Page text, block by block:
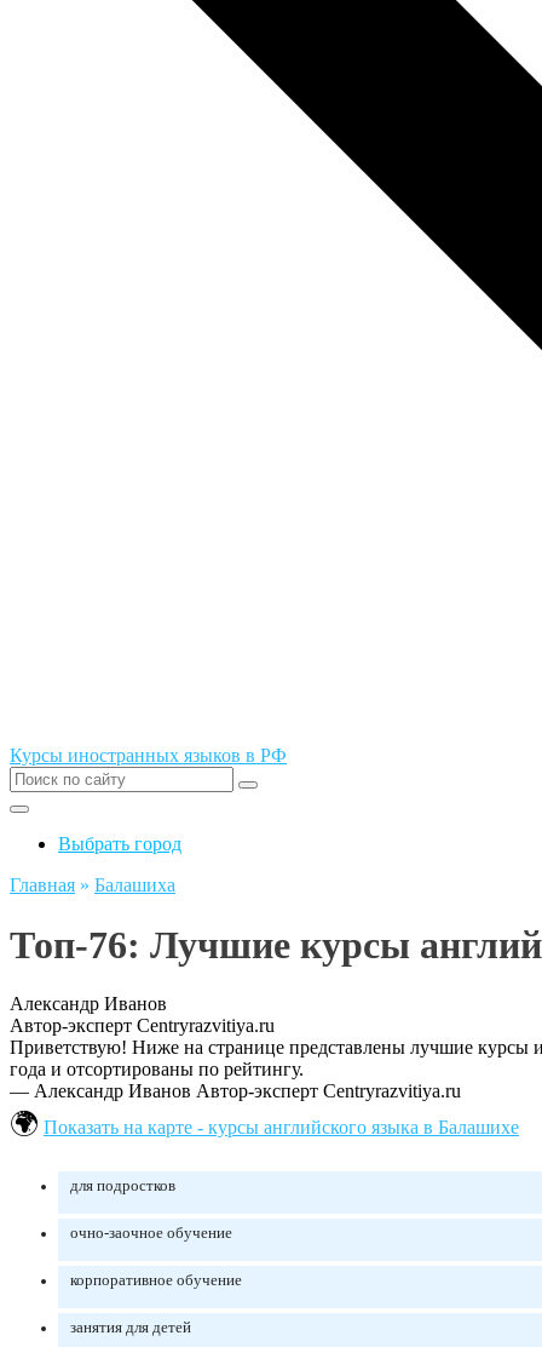
Курсы иностранных языков в РФ
Выбрать город
Главная » Балашиха
Топ-76: Лучшие курсы
Александр Иванов
Автор-эксперт Centryrazvitiya.ru
Приветствую! Ниже на странице представлены лучшие курсы
года и отсортированы по рейтингу.
— Александр Иванов Автор-эксперт Centryrazvitiya.ru
Показать на карте - курсы английского языка в Балашихе
для подростков
очно-заочное обучение
корпоративное обучение
занятия для детей